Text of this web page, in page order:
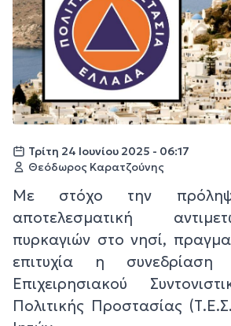
Τρίτη 24 Ιουνίου 2025 - 06:17
Θεόδωρος Καρατζούνης
Με στόχο την
αποτελεσματική
πυρκαγιών στο νησί,
επιτυχία η συνεδρίαση
Επιχειρησιακού
Πολιτικής Προστασίας